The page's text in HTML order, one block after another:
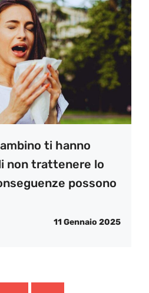
ti hanno
non trattenere lo
possono
11 Gennaio 2025